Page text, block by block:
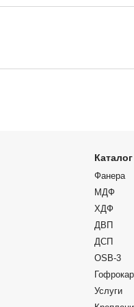
Каталог
Фанера
МДФ
ХДФ
ДВП
ДСП
OSB-3
Услуги